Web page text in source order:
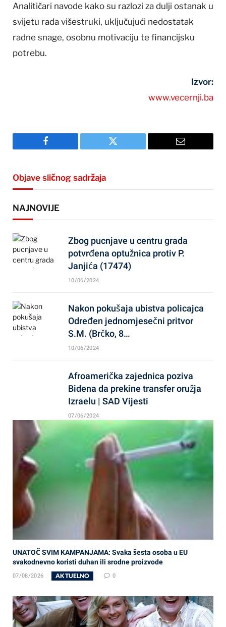
Analitičari navode kako su razlozi za dulji ostanak u
svijetu rada višestruki, uključujući nedostatak
radne snage, osobnu motivaciju te financijsku
potrebu.
Izvor:
www.vecernji.ba
Facebook Twitter Email
Objave sličnog sadržaja
NAJNOVIJE
Zbog pucnjave u centru grada
potvrđena optužnica protiv P.
Janjića (17474)
10/06/2024
Nakon pokušaja ubistva policajca
Određen jednomjesečni pritvor
S.M. (Brčko, 8…
10/06/2024
Afroamerička zajednica poziva
Bidena da prekine transfer oružja
Izraelu | SAD Vijesti
07/06/2024
UNATOČ SVIM KAMPANJAMA: Svaka šesta osoba u EU
svakodnevno koristi duhan ili srodne proizvode
07/08/2026 AKTUELNO 0